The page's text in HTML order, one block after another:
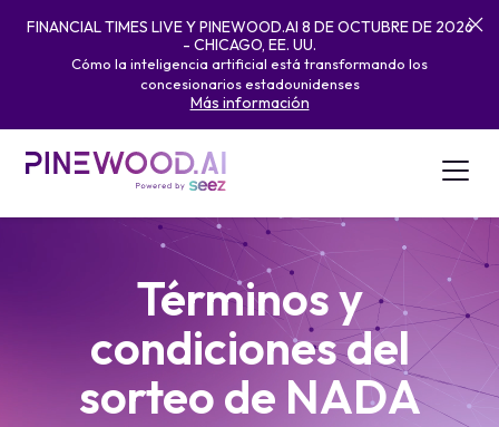
FINANCIAL TIMES LIVE Y PINEWOOD.AI 8 DE OCTUBRE DE 2026
- CHICAGO, EE. UU.
Cómo la inteligencia artificial está transformando los
concesionarios estadounidenses
Más información
Términos y
condiciones del
sorteo de NADA